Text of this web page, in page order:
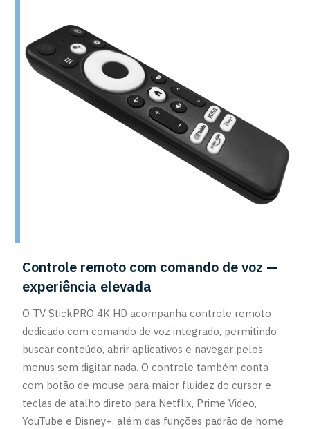
Controle remoto com comando de voz —
experiência elevada
O TV StickPRO 4K HD acompanha controle remoto
dedicado com comando de voz integrado, permitindo
buscar conteúdo, abrir aplicativos e navegar pelos
menus sem digitar nada. O controle também conta
com botão de mouse para maior fluidez do cursor e
teclas de atalho direto para Netflix, Prime Video,
YouTube e Disney+, além das funções padrão de home